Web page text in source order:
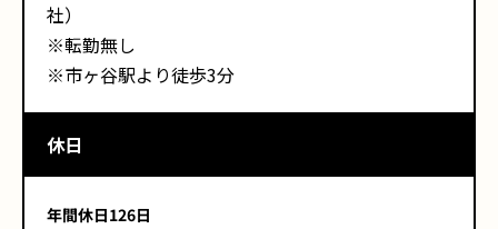
社）
※転勤無し
※市ヶ谷駅より徒歩3分
休日
年間休日126日